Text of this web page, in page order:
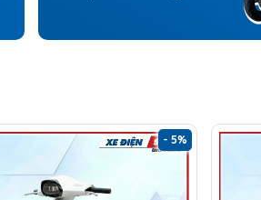
- 5%